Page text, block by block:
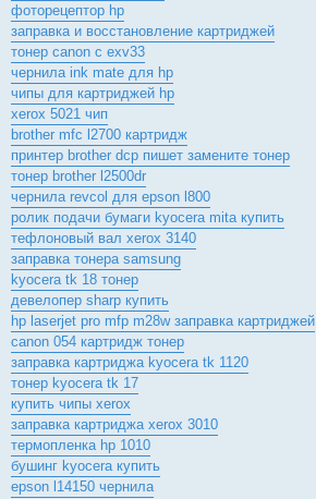
фоторецептор hp
заправка и восстановление картриджей
тонер canon c exv33
чернила ink mate для hp
чипы для картриджей hp
xerox 5021 чип
brother mfc l2700 картридж
принтер brother dcp пишет замените тонер
тонер brother l2500dr
чернила revcol для epson l800
ролик подачи бумаги kyocera mita купить
тефлоновый вал xerox 3140
заправка тонера samsung
kyocera tk 18 тонер
девелопер sharp купить
hp laserjet pro mfp m28w заправка картриджей
canon 054 картридж тонер
заправка картриджа kyocera tk 1120
тонер kyocera tk 17
купить чипы xerox
заправка картриджа xerox 3010
термопленка hp 1010
бушинг kyocera купить
epson l14150 чернила